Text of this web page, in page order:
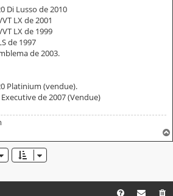
Di Lusso de 2010
LX de 2001
LX de 1999
de 1997
de 2003.
Platinium (vendue).
Executive de 2007 (Vendue)